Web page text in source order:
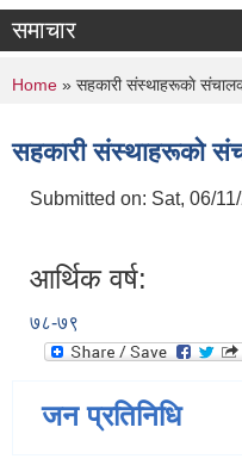
समाचार
You are here
Home » सहकारी संस्थाहरूकाे
सहकारी संस्थाहरूकाे
Submitted on: Sat, 06/
आर्थिक वर्ष:
७८-७९
जन प्रतिनिधि